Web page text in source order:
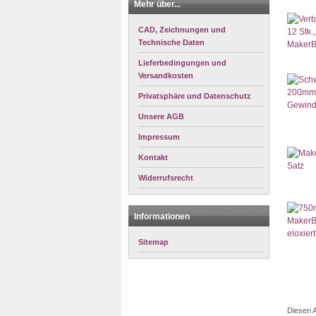
Mehr über...
CAD, Zeichnungen und
Technische Daten
Lieferbedingungen und
Versandkosten
Privatsphäre und Datenschutz
Unsere AGB
Impressum
Kontakt
Widerrufsrecht
Informationen
Sitemap
Diesen